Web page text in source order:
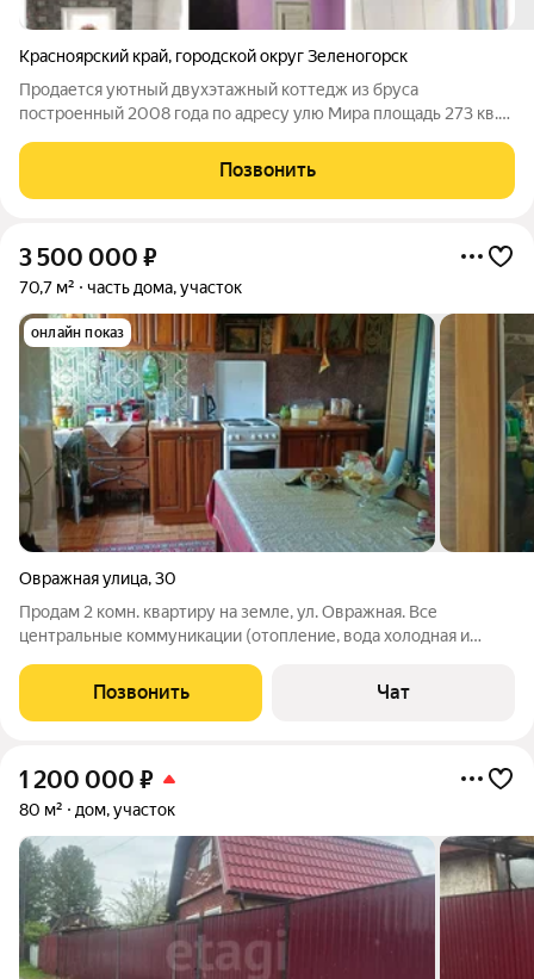
Красноярский край, городской округ Зеленогорск
Продается уютный двухэтажный коттедж из бруса
построенный 2008 года по адресу улю Мира площадь 273 кв.м
кухня -гостинная,спальня,санузел, 2 этаж: 2 спальни и рабочий
кабинет. Остается
Позвонить
3 500 000 ₽
70,7 м² часть дома, участок
онлайн показ
Овражная улица,30
Продам 2 комн. квартиру на земле, ул. Овражная. Все
центральные коммуникации (отопление, вода холодная и
стоящая баня с комнатой отдыха. Разработанный огород с
большой теплицей. Цена 3 500 000
Позвонить Чат
1 200 000 ₽
80 м² дом, участок